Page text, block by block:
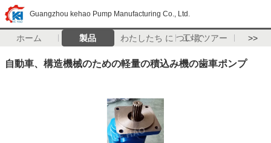
Guangzhou kehao Pump Manufacturing Co., Ltd.
ホーム 製品 わたしたち に つい て工場 ツアー >>
自動車、構造機械のための軽量の積込み機の歯車ポンプ